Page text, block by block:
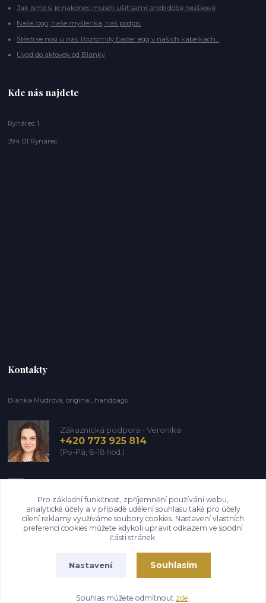
Jak jsme si je nakonec museli ušít sami aneb doba roušková
Naše logo, naše myšlenka, náš podpis.
Štěstí se nosí u nás. Roztomilý Easter egg v našich kabelkách...
Úvod do aktovek od Blanky
Kde nás najdete
Rynárec 1
394 01 Rynárec
Kontakty
Blanka Mudrová, original_handbags
Zákaznická podpora - Veronika
+420 773 925 814
(Po-Pá, 8-18 hod.)
Pro základní funkčnost, zpříjemnění používání webu,
analytické účely a v případě udělení souhlasu také pro účely
cílení reklamy využíváme soubory cookies. Nastavení vlastních
preferencí cookies můžete kdykoli upravit odkazem ve spodní
části stránek.
Nastavení Souhlasím
Souhlas můžete odmítnout zde